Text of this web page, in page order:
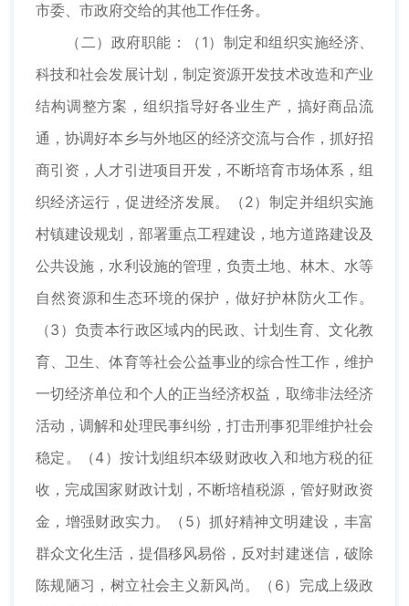
市委、市政府交给的其他工作任务。
（二）政府职能：（1）制定和组织实施经济、
科技和社会发展计划，制定资源开发技术改造和产业
结构调整方案，组织指导好各业生产，搞好商品流
通，协调好本乡与外地区的经济交流与合作，抓好招
商引资，人才引进项目开发，不断培育市场体系，组
织经济运行，促进经济发展。（2）制定并组织实施
村镇建设规划，部署重点工程建设，地方道路建设及
公共设施，水利设施的管理，负责土地、林木、水等
自然资源和生态环境的保护，做好护林防火工作。
（3）负责本行政区域内的民政、计划生育、文化教
育、卫生、体育等社会公益事业的综合性工作，维护
一切经济单位和个人的正当经济权益，取缔非法经济
活动，调解和处理民事纠纷，打击刑事犯罪维护社会
稳定。（4）按计划组织本级财政收入和地方税的征
收，完成国家财政计划，不断培植税源，管好财政资
金，增强财政实力。（5）抓好精神文明建设，丰富
群众文化生活，提倡移风易俗，反对封建迷信，破除
陈规陋习，树立社会主义新风尚。（6）完成上级政